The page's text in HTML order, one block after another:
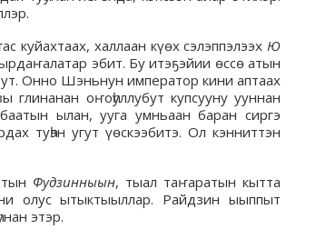
куйахтаах, халлаан күөх сэлэппэлээх Ю
эбит. Бу итэҕэйии өссө атын
Онно Шэньнун император кини аптаах
глинанан оҥоһуллубут купсууну ууннан
ылан, ууга умньаан баран сиргэ
туһэн угут үөскээбитэ. Ол кэнниттэн
Фудзинныын, тыал таҥаратын кытта
олус ытыктыыллар. Райдзин ыыппыт
этэр.